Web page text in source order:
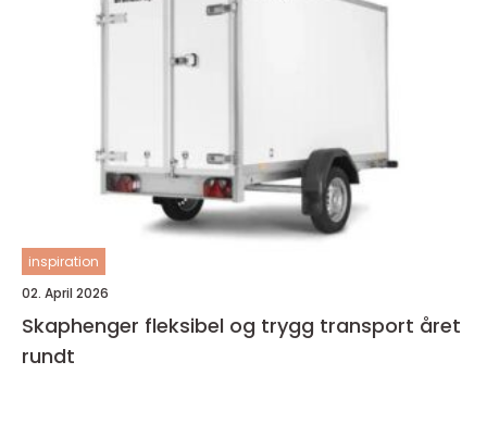
inspiration
02. April 2026
Skaphenger fleksibel og trygg transport året
rundt